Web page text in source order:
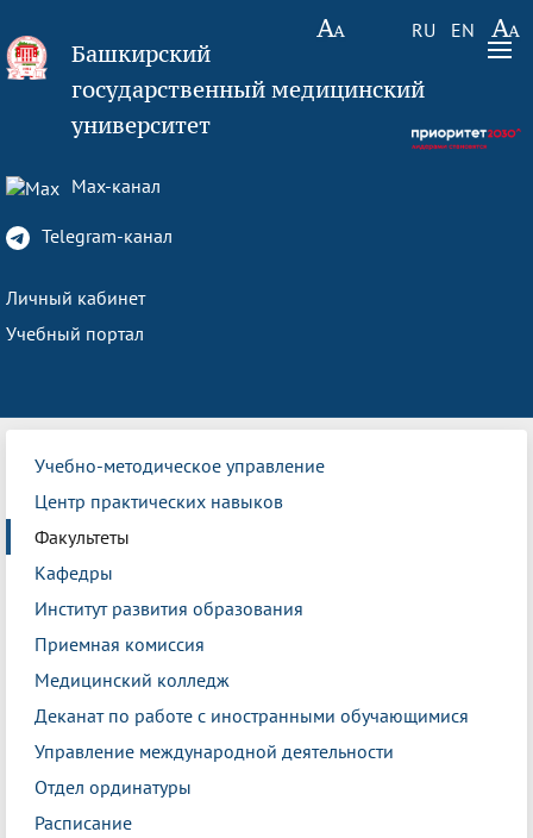
RU EN
Башкирский
государственный медицинский
университет
Max-канал
Telegram-канал
Личный кабинет
Учебный портал
Учебно-методическое управление
Центр практических навыков
Факультеты
Кафедры
Институт развития образования
Приемная комиссия
Медицинский колледж
Деканат по работе с иностранными обучающимися
Управление международной деятельности
Отдел ординатуры
Расписание